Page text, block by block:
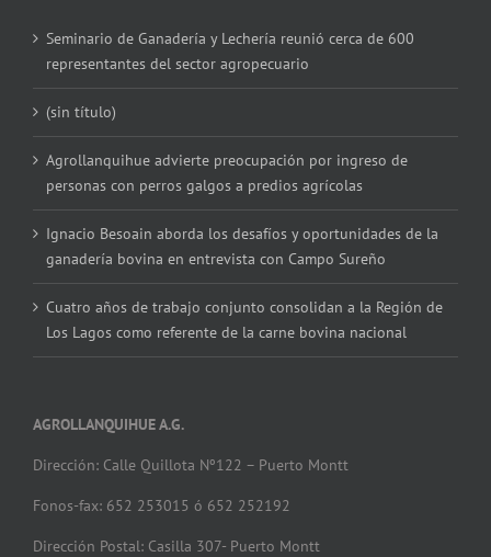
Seminario de Ganadería y Lechería reunió cerca de 600
representantes del sector agropecuario
(sin título)
Agrollanquihue advierte preocupación por ingreso de
personas con perros galgos a predios agrícolas
Ignacio Besoain aborda los desafíos y oportunidades de la
ganadería bovina en entrevista con Campo Sureño
Cuatro años de trabajo conjunto consolidan a la Región de
Los Lagos como referente de la carne bovina nacional
AGROLLANQUIHUE A.G.
Dirección: Calle Quillota Nº122 – Puerto Montt
Fonos-fax: 652 253015 ó 652 252192
Dirección Postal: Casilla 307- Puerto Montt